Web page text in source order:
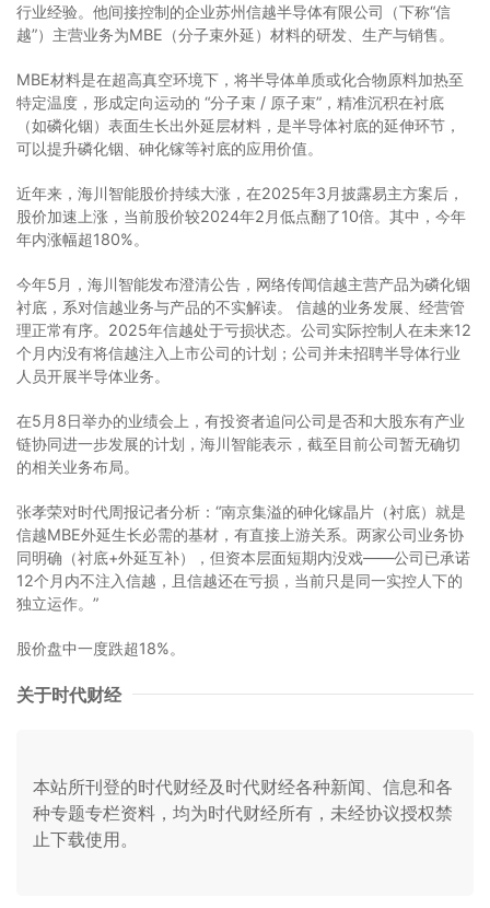
行业经验。他间接控制的企业苏州信越半导体有限公司（下称“信
越”）主营业务为MBE（分子束外延）材料的研发、生产与销售。
MBE材料是在超高真空环境下，将半导体单质或化合物原料加热至
特定温度，形成定向运动的 “分子束 / 原子束”，精准沉积在衬底
（如磷化铟）表面生长出外延层材料，是半导体衬底的延伸环节，
可以提升磷化铟、砷化镓等衬底的应用价值。
近年来，海川智能股价持续大涨，在2025年3月披露易主方案后，
股价加速上涨，当前股价较2024年2月低点翻了10倍。其中，今年
年内涨幅超180%。
今年5月，海川智能发布澄清公告，网络传闻信越主营产品为磷化铟
衬底，系对信越业务与产品的不实解读。 信越的业务发展、经营管
理正常有序。2025年信越处于亏损状态。公司实际控制人在未来12
个月内没有将信越注入上市公司的计划；公司并未招聘半导体行业
人员开展半导体业务。
在5月8日举办的业绩会上，有投资者追问公司是否和大股东有产业
链协同进一步发展的计划，海川智能表示，截至目前公司暂无确切
的相关业务布局。
张孝荣对时代周报记者分析：“南京集溢的砷化镓晶片（衬底）就是
信越MBE外延生长必需的基材，有直接上游关系。两家公司业务协
同明确（衬底+外延互补），但资本层面短期内没戏——公司已承诺
12个月内不注入信越，且信越还在亏损，当前只是同一实控人下的
独立运作。”
股价盘中一度跌超18%。
关于时代财经
本站所刊登的时代财经及时代财经各种新闻、信息和各
种专题专栏资料，均为时代财经所有，未经协议授权禁
止下载使用。